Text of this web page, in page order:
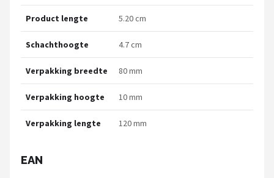
Product lengte 5.20 cm
Schachthoogte 4.7 cm
Verpakking breedte 80 mm
Verpakking hoogte 10 mm
Verpakking lengte 120 mm
EAN